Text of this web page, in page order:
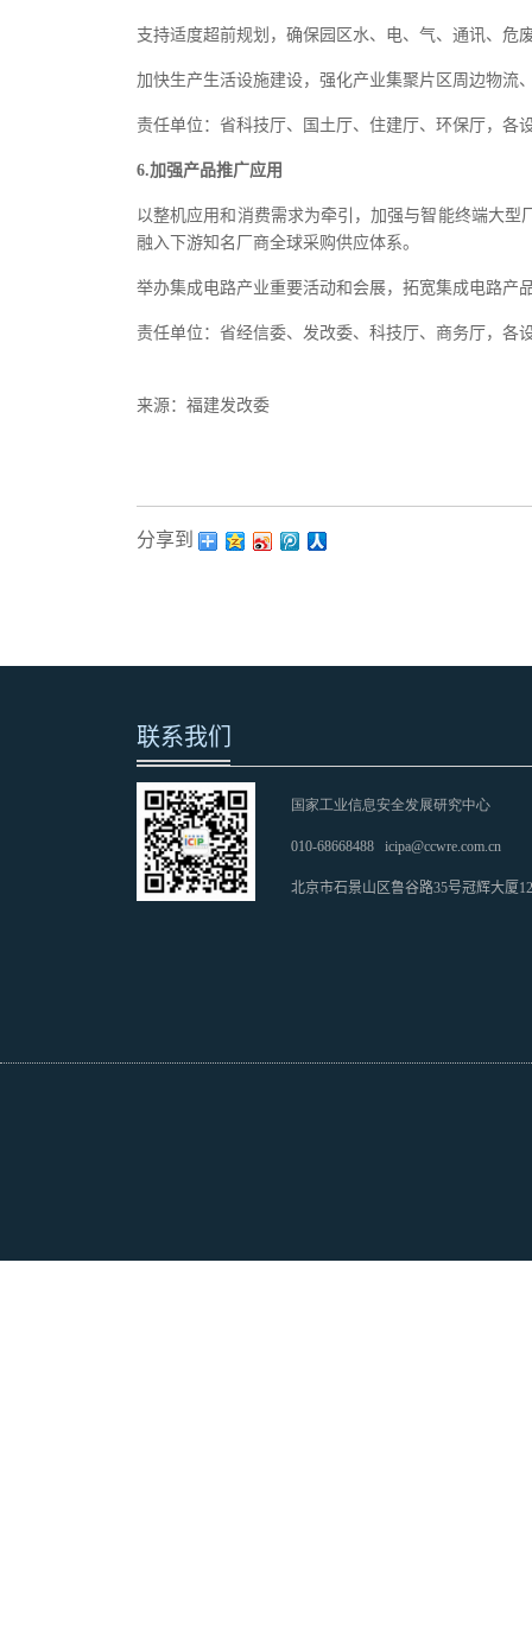
支持适度超前规划，确保园区水、电、气、通讯、危
加快生产生活设施建设，强化产业集聚片区周边物流
责任单位：省科技厅、国土厅、住建厅、环保厅，各
6.加强产品推广应用
以整机应用和消费需求为牵引，加强与智能终端大
融入下游知名厂商全球采购供应体系。
举办集成电路产业重要活动和会展，拓宽集成电路产
责任单位：省经信委、发改委、科技厅、商务厅，各
来源：福建发改委
分享到：
联系我们
国家工业信息安全发展研究中心
010-68668488 icipa@ccwre.com.cn
北京市石景山区鲁谷路35号冠辉大厦